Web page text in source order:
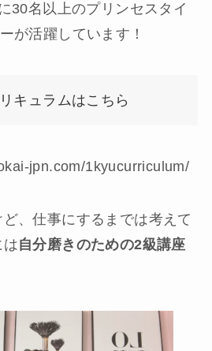
30名以上のプリンセスタイ
が活躍しています！
キュラムはこちら
jpn.com/1kyucurriculum/
、仕事にするまでは考えて
自分磨きのための2級講座